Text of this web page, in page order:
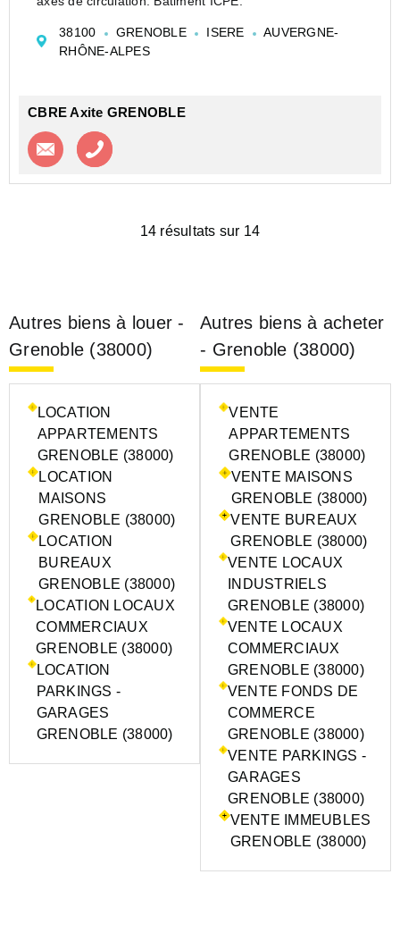
38100 GRENOBLE ISERE
AUVERGNE-
RHÔNE-ALPES
CBRE Axite GRENOBLE
Contacter l'agence
14 résultats sur 14
Autres biens à louer -
Grenoble (38000)
LOCATION
APPARTEMENTS
GRENOBLE (38000)
LOCATION
MAISONS
GRENOBLE (38000)
LOCATION
BUREAUX
GRENOBLE (38000)
LOCATION LOCAUX
COMMERCIAUX
GRENOBLE (38000)
LOCATION
PARKINGS -
GARAGES
GRENOBLE (38000)
Autres biens à acheter
- Grenoble (38000)
VENTE
APPARTEMENTS
GRENOBLE (38000)
VENTE MAISONS
GRENOBLE (38000)
VENTE BUREAUX
GRENOBLE (38000)
VENTE LOCAUX
INDUSTRIELS
GRENOBLE (38000)
VENTE LOCAUX
COMMERCIAUX
GRENOBLE (38000)
VENTE FONDS DE
COMMERCE
GRENOBLE (38000)
VENTE PARKINGS -
GARAGES
GRENOBLE (38000)
VENTE IMMEUBLES
GRENOBLE (38000)